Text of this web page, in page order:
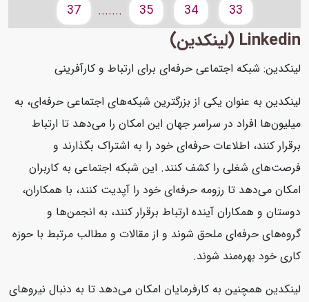
33
34
35
.......
37
Linkedin (لینکدین)
لینکدین: شبکه اجتماعی حرفه‌ای برای ارتباط و کارآفرینی
لینکدین به عنوان یکی از بزرگترین شبکه‌های اجتماعی حرفه‌ای، به
میلیون‌ها افراد در سراسر جهان این امکان را می‌دهد تا ارتباط
برقرار کنند، اطلاعات حرفه‌ای خود را به اشتراک بگذارند و
فرصت‌های شغلی را کشف کنند. این شبکه اجتماعی به کاربران
امکان می‌دهد تا رزومه حرفه‌ای خود را آپدیت کنند، با همکاران،
دوستان و همکاران آینده ارتباط برقرار کنند، به انجمن‌ها و
گروه‌های حرفه‌ای ملحق شوند و از مقالات و مطالب مرتبط با حوزه
کاری خود بهره‌مند شوند.
لینکدین همچنین به کارفرمایان امکان می‌دهد تا به دنبال نیروهای